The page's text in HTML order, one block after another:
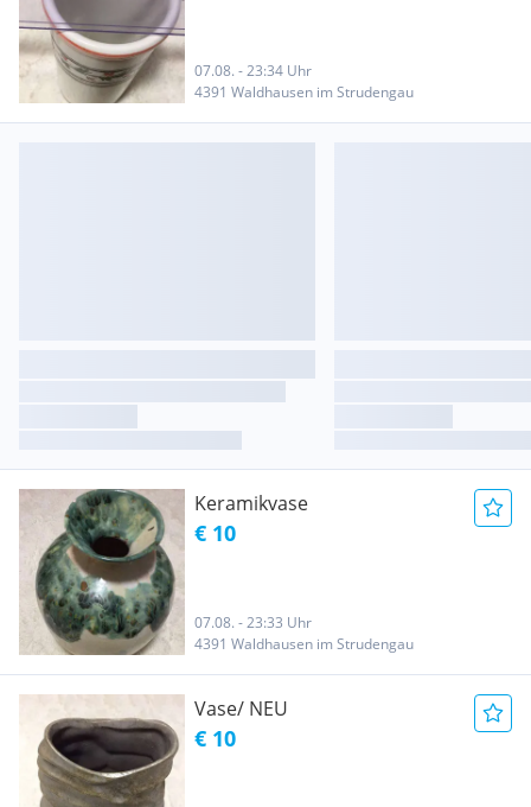
07.08. - 23:34 Uhr
4391 Waldhausen im Strudengau
Keramikvase
€ 10
07.08. - 23:33 Uhr
4391 Waldhausen im Strudengau
Vase/ NEU
€ 10